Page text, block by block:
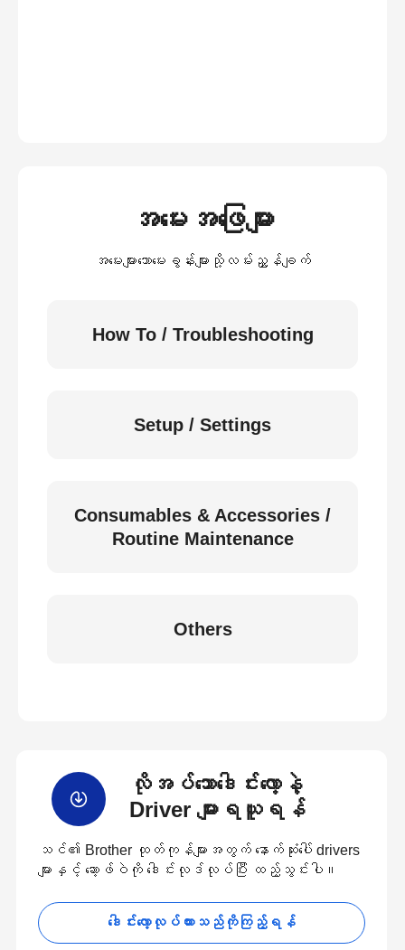
အမေးအဖြေများ
အမေးများသောမေးခွန်းများသို့လမ်းညွှန်ချက်
How To / Troubleshooting
Setup / Settings
Consumables & Accessories /
Routine Maintenance
Others
လိုအပ်သောဒေါင်းလော့နဲ့
Driver များရယူရန်
သင်၏ Brother ထုတ်ကုန်များအတွက် နောက်ဆုံးပေါ် drivers
များနှင့် ဆော့ဖ်ဝဲကို ဒေါင်းလုဒ်လုပ်ပြီး ထည့်သွင်းပါ။
ဒေါင်းလော့လုပ်ထားသည်ကိုကြည့်ရန်